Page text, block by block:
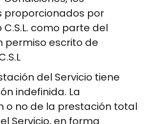
proporcionados por
como parte del
permiso escrito de
del Servicio tiene
indefinida. La
o no de la prestación total
Servicio, en forma